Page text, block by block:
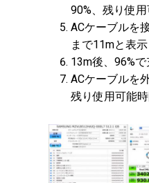
90%、残り使
ACケーブルを
まで11mと表示
13m後、96%
ACケーブルを
残り使用可能